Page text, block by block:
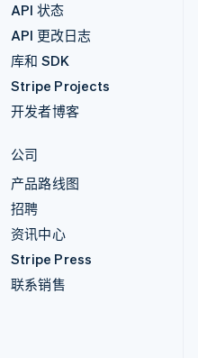
API 状态
API 更改日志
库和 SDK
Stripe Projects
开发者博客
公司
产品路线图
招聘
资讯中心
Stripe Press
联系销售